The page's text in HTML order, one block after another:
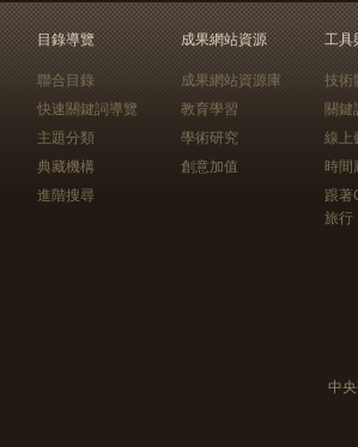
目錄導覽
聯合目錄
快速關鍵詞導覽
主題分類
典藏機構
進階搜尋
成果網站資源
成果網站資源庫
教育學習
學術研究
創意加值
工具
技術
關鍵
線上
時間
跟
旅行
中